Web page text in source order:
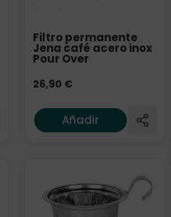
Filtro permanente
Jena café acero inox
Pour Over
26,90 €
Añadir